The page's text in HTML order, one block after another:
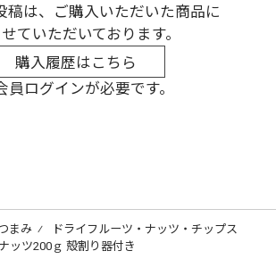
稿は、ご購入いただいた商品に
ていただいております。
購入履歴はこちら
ログインが必要です。
まみ ⁄
ドライフルーツ・ナッツ・チップス
ッツ200ｇ 殻割り器付き